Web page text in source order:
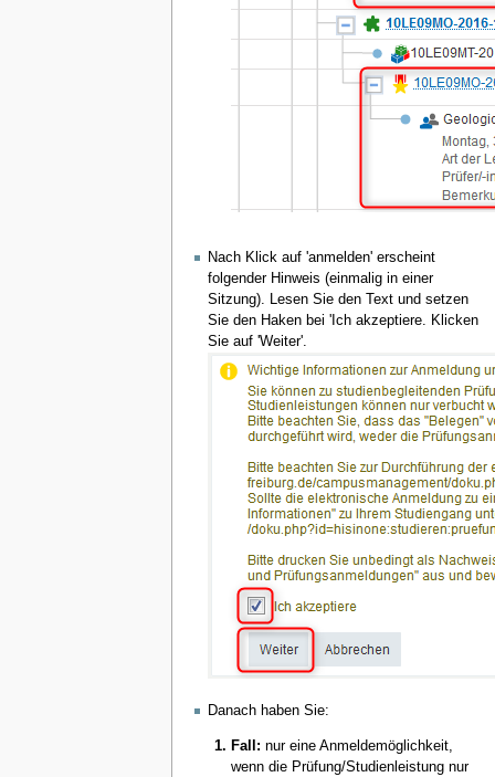
Nach Klick auf 'anmelden' erscheint
folgender Hinweis (einmalig in einer
Sitzung). Lesen Sie den Text und setzen
Sie den Haken bei 'Ich akzeptiere. Klicken
Sie auf 'Weiter'.
Danach haben Sie:
Fall: nur eine Anmeldemöglichkeit,
wenn die Prüfung/Studienleistung nur